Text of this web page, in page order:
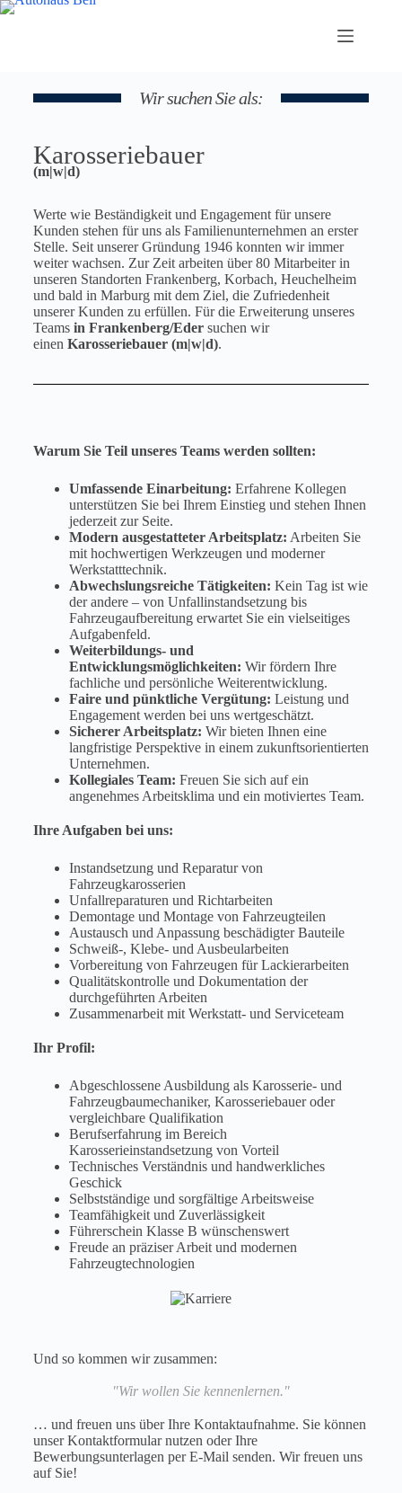
Wir suchen Sie als:
Karosseriebauer
(m|w|d)
Werte wie Beständigkeit und Engagement für unsere
Kunden stehen für uns als Familienunternehmen an erster
Stelle. Seit unserer Gründung 1946 konnten wir immer
weiter wachsen. Zur Zeit arbeiten über 80 Mitarbeiter in
unseren Standorten Frankenberg, Korbach, Heuchelheim
und bald in Marburg mit dem Ziel, die Zufriedenheit
unserer Kunden zu erfüllen. Für die Erweiterung unseres
Teams in Frankenberg/Edersuchen wir
einen Karosseriebauer(m|w|d).
Warum Sie Teil unseres Teams werden sollten:
Umfassende Einarbeitung: Erfahrene Kollegen
unterstützen Sie bei Ihrem Einstieg und stehen Ihnen
jederzeit zur Seite.
Modern ausgestatteter Arbeitsplatz: Arbeiten Sie
mit hochwertigen Werkzeugen und moderner
Werkstatttechnik.
Abwechslungsreiche Tätigkeiten: Kein Tag ist wie
der andere – von Unfallinstandsetzung bis
Fahrzeugaufbereitung erwartet Sie ein vielseitiges
Aufgabenfeld.
Weiterbildungs- und
Entwicklungsmöglichkeiten: Wir fördern Ihre
fachliche und persönliche Weiterentwicklung.
Faire und pünktliche Vergütung: Leistung und
Engagement werden bei uns wertgeschätzt.
Sicherer Arbeitsplatz: Wir bieten Ihnen eine
langfristige Perspektive in einem zukunftsorientierten
Unternehmen.
Kollegiales Team: Freuen Sie sich auf ein
angenehmes Arbeitsklima und ein motiviertes Team.
Ihre Aufgaben bei uns:
Instandsetzung und Reparatur von
Fahrzeugkarosserien
Unfallreparaturen und Richtarbeiten
Demontage und Montage von Fahrzeugteilen
Austausch und Anpassung beschädigter Bauteile
Schweiß-, Klebe- und Ausbeularbeiten
Vorbereitung von Fahrzeugen für Lackierarbeiten
Qualitätskontrolle und Dokumentation der
durchgeführten Arbeiten
Zusammenarbeit mit Werkstatt- und Serviceteam
Ihr Profil:
Abgeschlossene Ausbildung als Karosserie- und
Fahrzeugbaumechaniker, Karosseriebauer oder
vergleichbare Qualifikation
Berufserfahrung im Bereich
Karosserieinstandsetzung von Vorteil
Technisches Verständnis und handwerkliches
Geschick
Selbstständige und sorgfältige Arbeitsweise
Teamfähigkeit und Zuverlässigkeit
Führerschein Klasse B wünschenswert
Freude an präziser Arbeit und modernen
Fahrzeugtechnologien
Und so kommen wir zusammen:
"Wir wollen Sie kennenlernen."
… und freuen uns über Ihre Kontaktaufnahme. Sie können
unser Kontaktformular nutzen oder Ihre
Bewerbungsunterlagen per E-Mail senden. Wir freuen uns
auf Sie!